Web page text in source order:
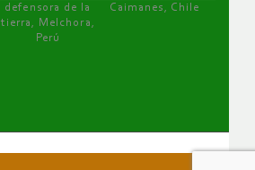
defensora de la
tierra, Melchora,
Perú
Caimanes, Chile